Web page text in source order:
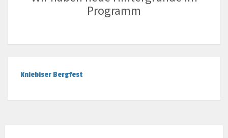
Programm
Kniebiser Bergfest